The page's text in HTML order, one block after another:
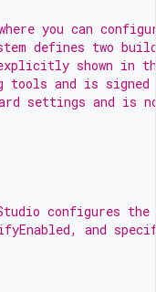
you can
defines two
shown in
tools and is
settings and is
configures
and